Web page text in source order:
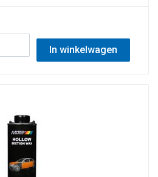
In winkelwagen